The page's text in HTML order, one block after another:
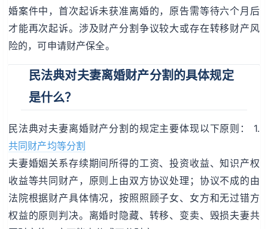
婚案件中，首次起诉未获准离婚的，原告需等待六个月后
才能再次起诉。涉及财产分割争议较大或存在转移财产风
险的，可申请财产保全。
民法典对夫妻离婚财产分割的具体规定
是什么？
民法典对夫妻离婚财产分割的规定主要体现以下原则： 1.
共同财产均等分割
夫妻婚姻关系存续期间所得的工资、投资收益、知识产权
收益等共同财产，原则上由双方协议处理；协议不成的由
法院根据财产具体情况，按照照顾子女、女方和无过错方
权益的原则判决。离婚时隐藏、转移、变卖、毁损夫妻共